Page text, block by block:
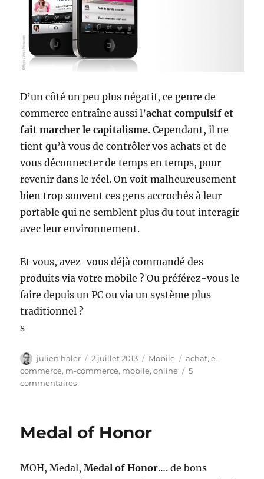
D’un côté un peu plus négatif, ce genre de
commerce entraîne aussi l’achat compulsif et
fait marcher le capitalisme. Cependant, il ne
tient qu’à vous de contrôler vos achats et de
vous déconnecter de temps en temps, pour
revenir dans le réel. On voit malheureusement
bien trop souvent ces gens accrochés à leur
portable qui ne semblent plus du tout interagir
avec leur environnement.
Et vous, avez-vous déjà commandé des
produits via votre mobile ? Ou préférez-vous le
faire depuis un PC ou via un système plus
traditionnel ?
s
Auteur
julien haler
Publié
le
2 juillet 2013 Catégories
Mobile Étiquettes
achat,e-
commerce, m-commerce, mobile,online
5
commentairessur
et
essort
Medal of Honor
MOH, Medal,Medal of Honor…. de bons